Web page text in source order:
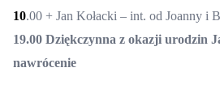
10.00 + Jan Kołacki – int. od Joanny i
19.00 Dziękczynna z okazji urodzin
nawrócenie